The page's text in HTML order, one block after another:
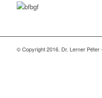
© Copyright 2016. Dr. Lerner Péter